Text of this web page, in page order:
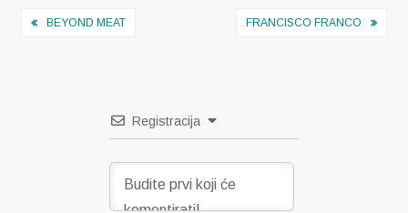
Navigacija
BEYOND MEAT FRANCISCO FRANCO
Registracija